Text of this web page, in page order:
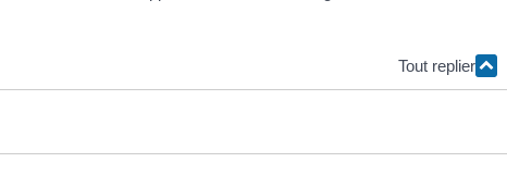
Tout replier